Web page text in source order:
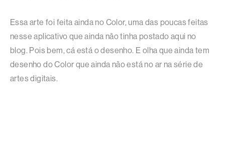
Essa arte foi feita ainda no Color, uma das poucas feitas
nesse aplicativo que ainda não tinha postado aqui no
blog. Pois bem, cá está o desenho. E olha que ainda tem
desenho do Color que ainda não está no ar na série de
artes digitais.